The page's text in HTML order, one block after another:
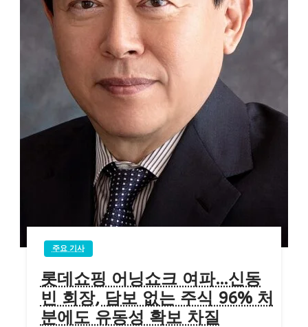
주요 기사
롯데쇼핑 어닝쇼크 여파…신동
빈 회장, 담보 없는 주식 96% 처
분에도 유동성 확보 차질